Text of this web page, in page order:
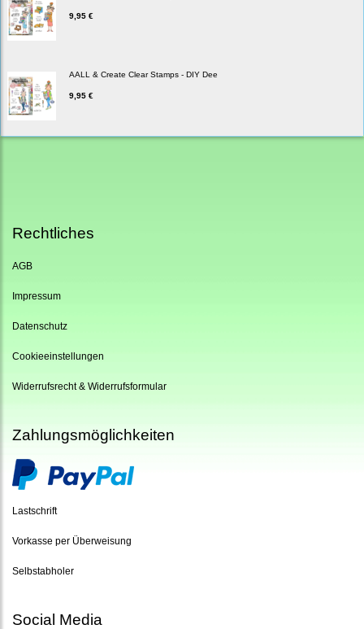
9,95 €
AALL & Create Clear Stamps - DIY Dee
9,95 €
Rechtliches
AGB
Impressum
Datenschutz
Cookieeinstellungen
Widerrufsrecht & Widerrufsformular
Zahlungsmöglichkeiten
Lastschrift
Vorkasse per Überweisung
Selbstabholer
Social Media